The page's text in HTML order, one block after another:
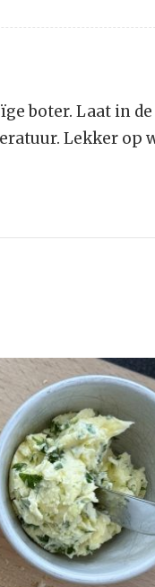
boter. Laat in
Lekker op